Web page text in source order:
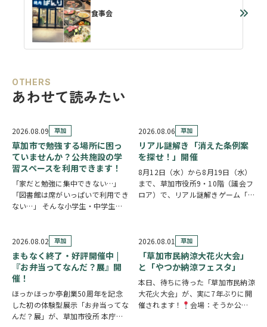
食事会
OTHERS
あわせて読みたい
2026.08.09 草加
草加市で勉強する場所に困っ
ていませんか？公共施設の学
習スペースを利用できます！
「家だと勉強に集中できない…」
「図書館は席がいっぱいで利用でき
ない…」 そんな小学生・中学生・
の一部を学習スペースとして開放し
ています。 予約不要・先着順で利
用できる施設が多く…
2026.08.06 草加
リアル謎解き「消えた条例案
を探せ！」開催
8月12日（水）から8月19日（水）
まで、草加市役所9・10階（議会フ
ロア）で、リアル謎解きゲーム「消
謎を解きながら、行方不明となった
「ある条例…
2026.08.02 草加
まもなく終了・好評開催中 |
『お弁当ってなんだ？展』開
催！
ほっかほっか亭創業50周年を記念
した初の体験型展示「お弁当ってな
んだ？展」が、草加市役所 本庁舎1
2026.08.01 草加
「草加市民納涼大花火大会」
と「やつか納涼フェスタ」
本日、待ちに待った「草加市民納涼
大花火大会」が、実に7年ぶりに開
催されます！
会場：そうか公園